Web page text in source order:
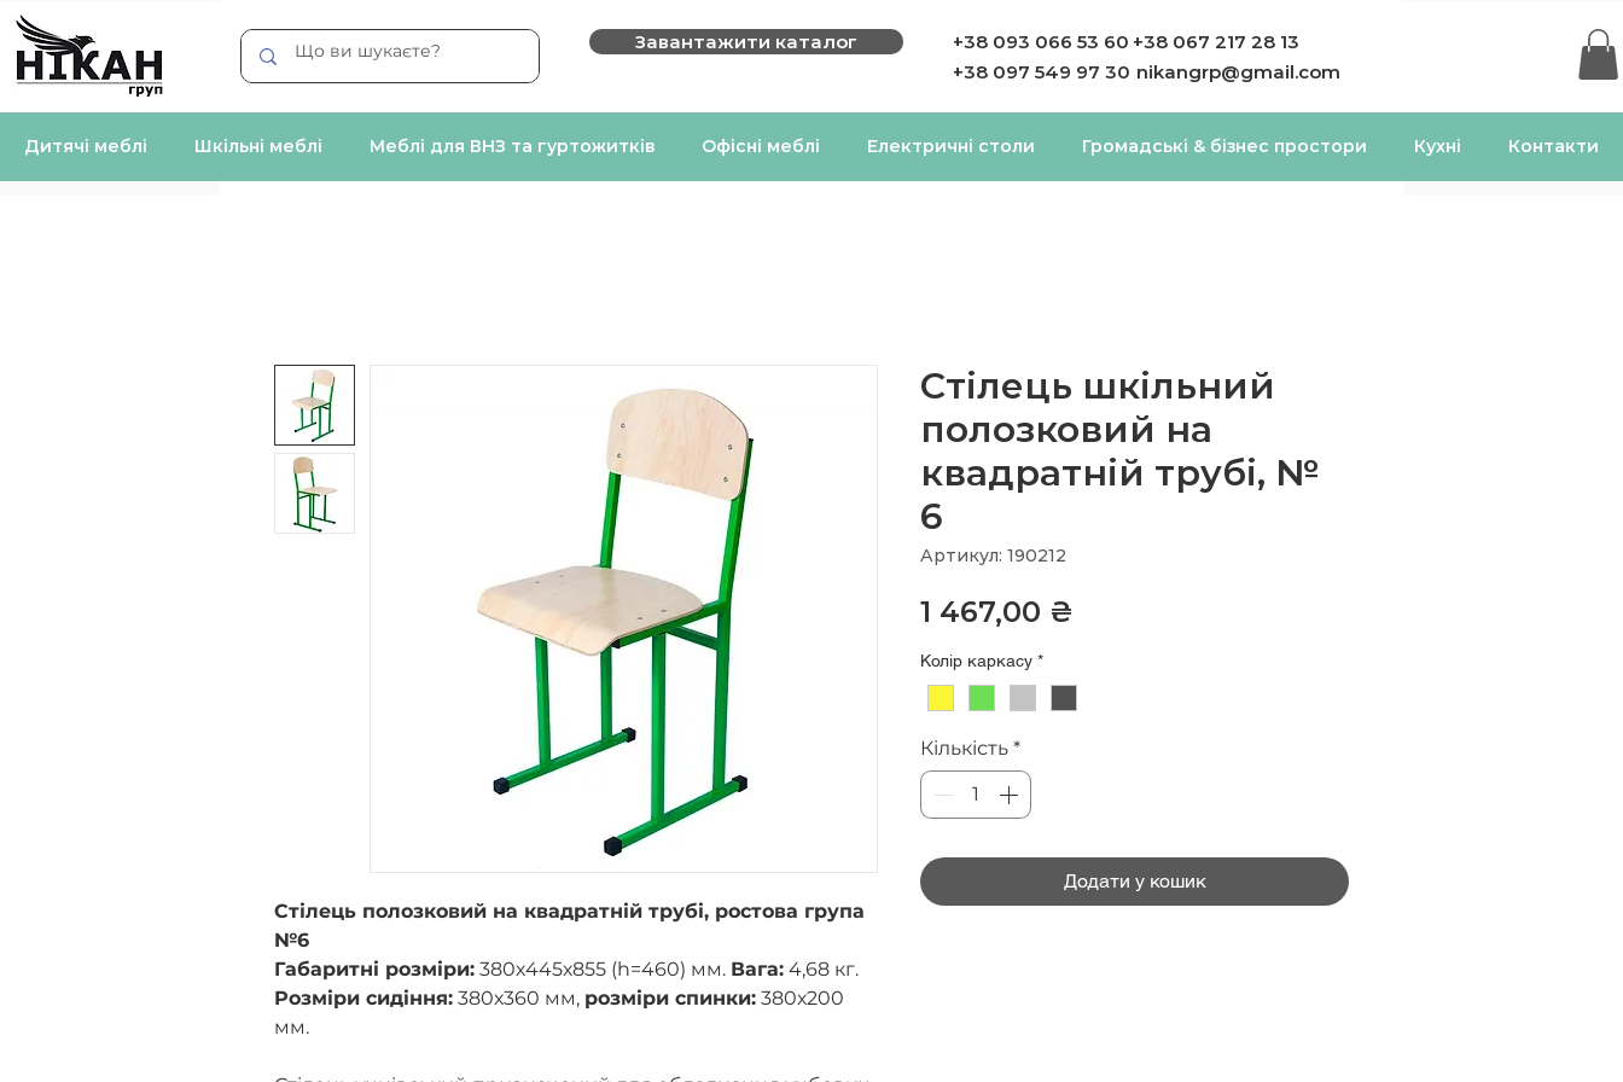
Завантажити каталог
+38 093 066 53 60
+38 097 549 97 30
+38 067 217 28 13
nikangrp@gmail.com
Дитячі меблі Шкільні меблі Меблі для ВНЗ та гуртожитків Офісні меблі Електричні столи Громадські & бізнес простори Кухні Контакти
Стілець полозковий на квадратній трубі, ростова група
№6
Габаритні розміри: 380х445х855 (h=460) мм. Вага: 4,68 кг.
Розміри сидіння: 380х360 мм, розміри спинки: 380х200
мм.
Стілець шкільний
полозковий на
квадратній трубі, №
6
Артикул: 190212
1 467,00 ₴
Колір каркасу *
Кількість *
Додати у кошик